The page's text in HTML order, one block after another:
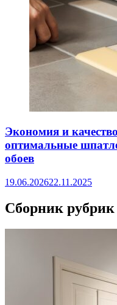
Экономия и
оптимальные
обоев
19.06.202622.11.2025
Сборник рубрик